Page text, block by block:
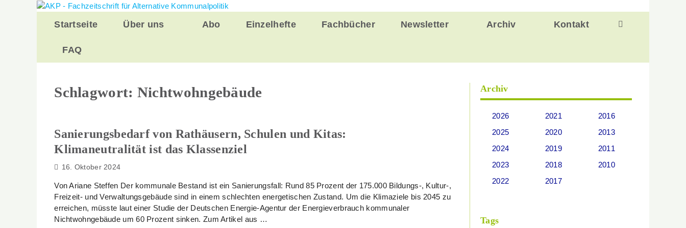
Zurück
InhaltStartseite Über uns Abo Einzelhefte Fachbücher Newsletter Archiv Kontakt
FAQ
Schlagwort: Nichtwohngebäude
Sanierungsbedarf von Rathäusern, Schulen und Kitas:
Klimaneutralität ist das Klassenziel
16. Oktober 2024
Von Ariane Steffen Der kommunale Bestand ist ein Sanierungsfall: Rund 85 Prozent der 175.000 Bildungs-, Kultur-,
Freizeit- und Verwaltungsgebäude sind in einem schlechten energetischen Zustand. Um die Klimaziele bis 2045 zu
erreichen, müsste laut einer Studie der Deutschen Energie-Agentur der Energieverbrauch kommunaler
Nichtwohngebäude um 60 Prozent sinken. Zum Artikel aus …
Archiv
2026
2025
2024
2023
2022
2021
2020
2019
2018
2017
2016
2013
2011
2010
Tags